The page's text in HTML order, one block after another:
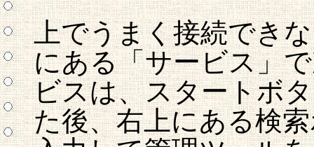
上でうまく接続でき
にある「サービス」
ビスは、スタートボ
た後、右上にある検